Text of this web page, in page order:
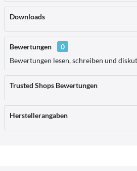
Downloads
Bewertungen
0
Bewertungen lesen, schreiben und
Trusted Shops Bewertungen
Herstellerangaben